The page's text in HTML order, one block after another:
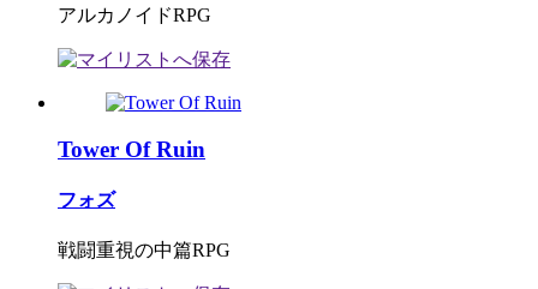
アルカノイドRPG
Tower Of Ruin
フォズ
戦闘重視の中篇RPG